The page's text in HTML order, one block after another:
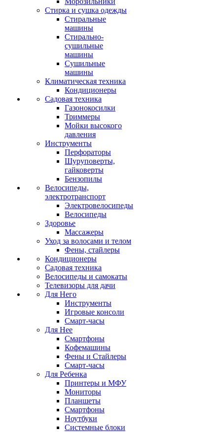
Стирка и сушка одежды
Стиральные
машины
Стирально-
сушильные
машины
Сушильные
машины
Климатическая техника
Кондиционеры
Садовая техника
Газонокосилки
Триммеры
Мойки высокого
давления
Инструменты
Перфораторы
Шуруповерты,
гайковерты
Бензопилы
Велосипеды,
электротранспорт
Электровелосипеды
Велосипеды
Здоровье
Массажеры
Уход за волосами и телом
Фены, стайлеры
Кондиционеры
Садовая техника
Велосипеды и самокаты
Телевизоры для дачи
Для Него
Инструменты
Игровые консоли
Смарт-часы
Для Нее
Смартфоны
Кофемашины
Фены и Стайлеры
Смарт-часы
Для Ребенка
Принтеры и МФУ
Мониторы
Планшеты
Смартфоны
Ноутбуки
Системные блоки